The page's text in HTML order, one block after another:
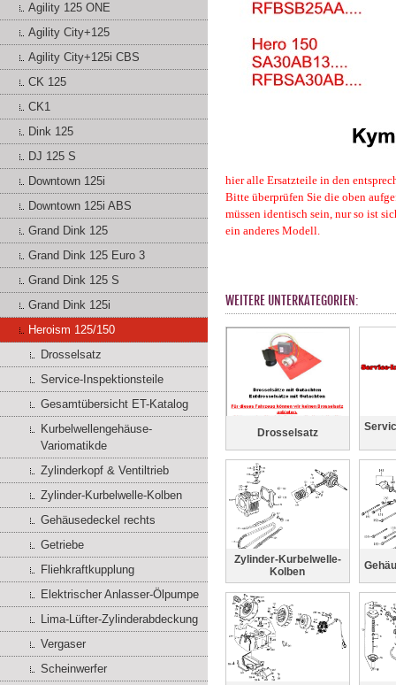
Agility 125 ONE
Agility City+125
Agility City+125i CBS
CK 125
CK1
Dink 125
DJ 125 S
Downtown 125i
Downtown 125i ABS
Grand Dink 125
Grand Dink 125 Euro 3
Grand Dink 125 S
Grand Dink 125i
Heroism 125/150
Drosselsatz
Service-Inspektionsteile
Gesamtübersicht ET-Katalog
Kurbelwellengehäuse-
Variomatikde
Zylinderkopf & Ventiltrieb
Zylinder-Kurbelwelle-Kolben
Gehäusedeckel rechts
Getriebe
Fliehkraftkupplung
Elektrischer Anlasser-Ölpumpe
Lima-Lüfter-Zylinderabdeckung
Vergaser
Scheinwerfer
hier alle Ersatzteile in den
Bitte überprüfen Sie die oben
müssen identisch sein, nur so ist
ein anderes Modell.
WEITERE UNTERKATEGORIEN:
Drosselsatz
Zylinder-Kurbelwelle-
Kolben